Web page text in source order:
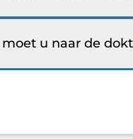
u naar de